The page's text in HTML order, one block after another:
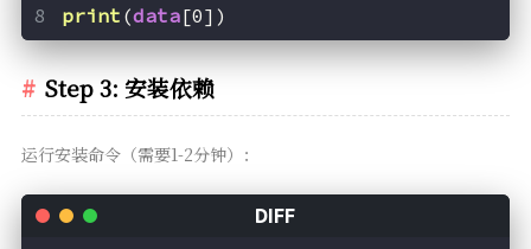
print (data[0])
Step 3: 安装依赖
运行安装命令（需要1-2分钟）：